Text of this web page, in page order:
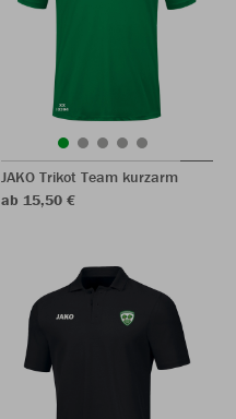
JAKO Trikot Team kurzarm
ab 15,50 €